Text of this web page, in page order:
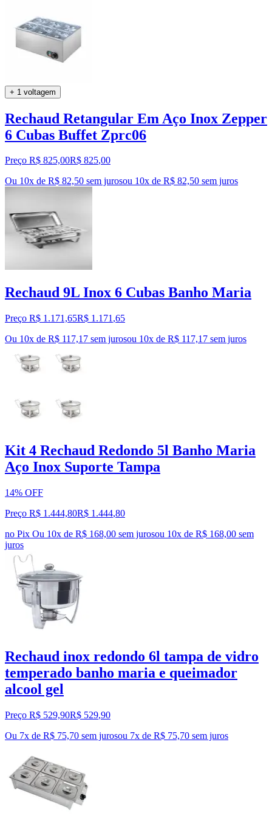
+ 1 voltagem
Rechaud Retangular Em Aço Inox Zepper
6 Cubas Buffet Zprc06
Preço R$ 825,00R$ 825,00
Ou 10x de R$ 82,50 sem jurosou 10x de R$ 82,50 sem juros
Rechaud 9L Inox 6 Cubas Banho Maria
Preço R$ 1.171,65R$ 1.171 ,65
Ou 10x de R$ 117,17 sem jurosou 10x de R$ 117,17 sem juros
Kit 4 Rechaud Redondo 5l Banho Maria
Aço Inox Suporte Tampa
14% OFF
Preço R$ 1.444,80R$ 1.444,80
no Pix Ou 10x de R$ 168,00 sem jurosou 10x de R$ 168,00 sem
juros
Rechaud inox redondo 6l tampa de vidro
temperado banho maria e queimador
alcool gel
Preço R$ 529,90R$ 529,90
Ou 7x de R$ 75,70 sem jurosou 7x de R$ 75,70 sem juros